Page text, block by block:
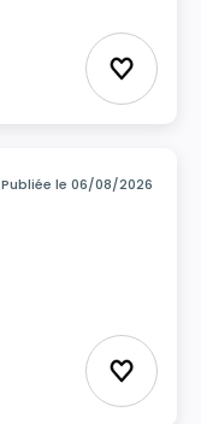
Ajouter
Publiée le 06/08/2026
Ajouter